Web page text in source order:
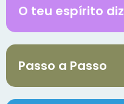
O teu espírito diz
Passo a Passo